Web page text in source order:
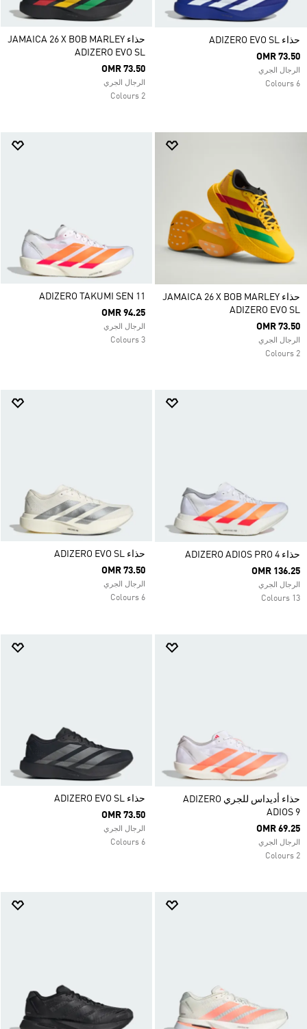
حذاء ADIZERO EVO SL
OMR 73.50
الرجال الجري
6 Colours
حذاء JAMAICA 26 X BOB MARLEY
ADIZERO EVO SL
OMR 73.50
الرجال الجري
2 Colours
حذاء JAMAICA 26 X BOB MARLEY
ADIZERO EVO SL
OMR 73.50
الرجال الجري
2 Colours
ADIZERO TAKUMI SEN 11
OMR 94.25
الرجال الجري
3 Colours
حذاء ADIZERO ADIOS PRO 4
OMR 136.25
الرجال الجري
13 Colours
حذاء ADIZERO EVO SL
OMR 73.50
الرجال الجري
6 Colours
حذاء أديداس للجري ADIZERO
ADIOS 9
OMR 69.25
الرجال الجري
2 Colours
حذاء ADIZERO EVO SL
OMR 73.50
الرجال الجري
6 Colours